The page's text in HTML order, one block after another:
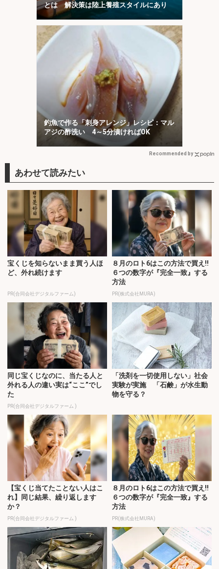
とは 解決策は陸上養殖スタイルにあり
釣魚で作る「刺身アレンジ」レシピ：マル
アジの酢洗い 4～5分漬ければOK
Recommended by
宝くじを知らないまま買う人ほ
ど、外れ続けます
PR(合同会社デジタルファーム)
８月のロト6はこの方法で買え!!
６つの数字が『完全一致』する
方法
PR(株式会社MURA)
同じ宝くじなのに、当たる人と
外れる人の違い実は“ここ”でし
た
PR(合同会社デジタルファーム )
「洗剤を一切使用しない」社会
実験が実施 「石鹸」が水生動
物を守る？
【宝くじ当てたことない人はこ
れ】同じ結果、繰り返します
か？
PR(合同会社デジタルファーム )
８月のロト6はこの方法で買え!!
６つの数字が『完全一致』する
方法
PR(株式会社MURA)